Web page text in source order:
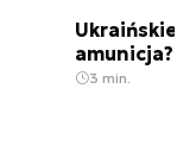
amunicja?
3 min.